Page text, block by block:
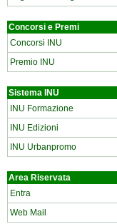
Concorsi e Premi
Concorsi INU
Premio INU
Sistema INU
INU Formazione
INU Edizioni
INU Urbanpromo
Area Riservata
Entra
Web Mail